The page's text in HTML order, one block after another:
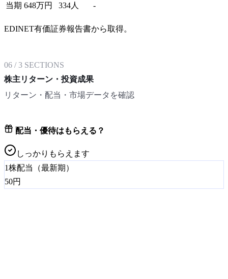
当期 648万円 334人 -
EDINET有価証券報告書から取得。
06 /3 SECTIONS
株主リターン・投資成果
リターン・配当・市場データを確認
配当・優待はもらえる？
しっかりもらえます
1株配当（最新期）
50円